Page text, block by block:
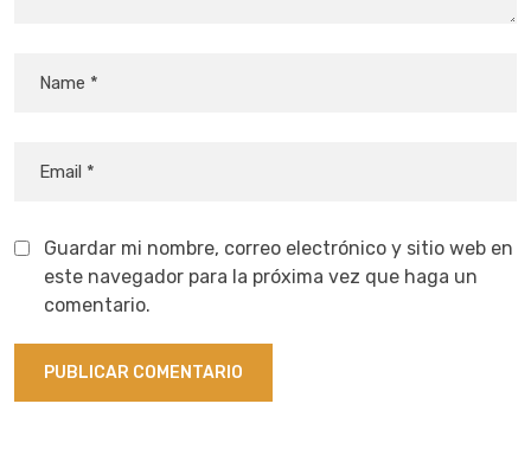
Guardar mi nombre, correo electrónico y sitio web en
este navegador para la próxima vez que haga un
comentario.